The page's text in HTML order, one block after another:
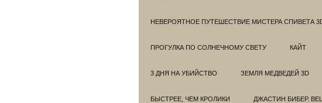
НЕВЕРОЯТНОЕ ПУТЕШЕСТВИЕ МИСТЕРА СПИВЕТА
ПРОГУЛКА ПО СОЛНЕЧНОМУ СВЕТУ КАЙТ
3 ДНЯ НА УБИЙСТВО ЗЕМЛЯ МЕДВЕДЕЙ 3D
БЫСТРЕЕ, ЧЕМ КРОЛИКИ ДЖАСТИН БИБЕР.